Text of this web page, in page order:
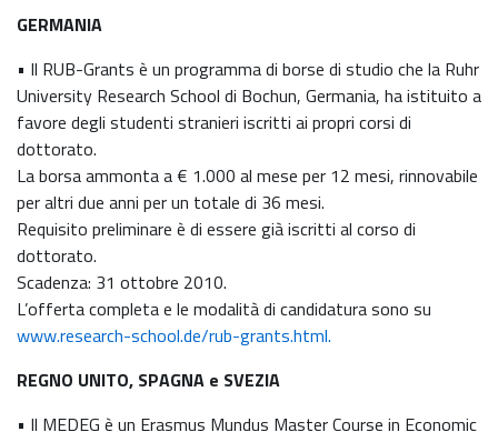
GERMANIA
• Il RUB-Grants è un programma di borse di studio che la Ruhr
University Research School di Bochun, Germania, ha istituito a
favore degli studenti stranieri iscritti ai propri corsi di
dottorato.
La borsa ammonta a € 1.000 al mese per 12 mesi, rinnovabile
per altri due anni per un totale di 36 mesi.
Requisito preliminare è di essere già iscritti al corso di
dottorato.
Scadenza: 31 ottobre 2010.
L’offerta completa e le modalità di candidatura sono su
www.research-school.de/rub-grants.html.
REGNO UNITO, SPAGNA e SVEZIA
• Il MEDEG è un Erasmus Mundus Master Course in Economic